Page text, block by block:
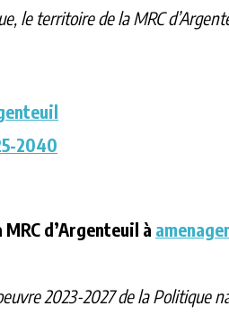
le territoire de la MRC
2040
d’Argenteuil à
2023-2027 de la Politique